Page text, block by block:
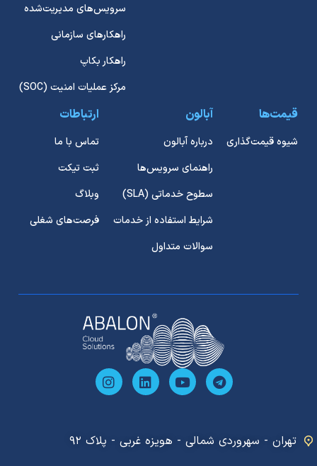
سرویس‌های مدیریت‌شده
راهکارهای سازمانی
راهکار بکاپ
مرکز عملیات امنیت (SOC)
قیمت‌ها
شیوه قیمت‌گذاری
آبالون
درباره آبالون
راهنمای سرویس‌ها
سطوح خدماتی (SLA)
شرایط استفاده از خدمات
سوالات متداول
ارتباطات
تماس با ما
ثبت تیکت
وبلاگ
فرصت‌های شغلی
تهران - سهروردی شمالی - هویزه غربی - ﭘﻠﺎک ۹۲